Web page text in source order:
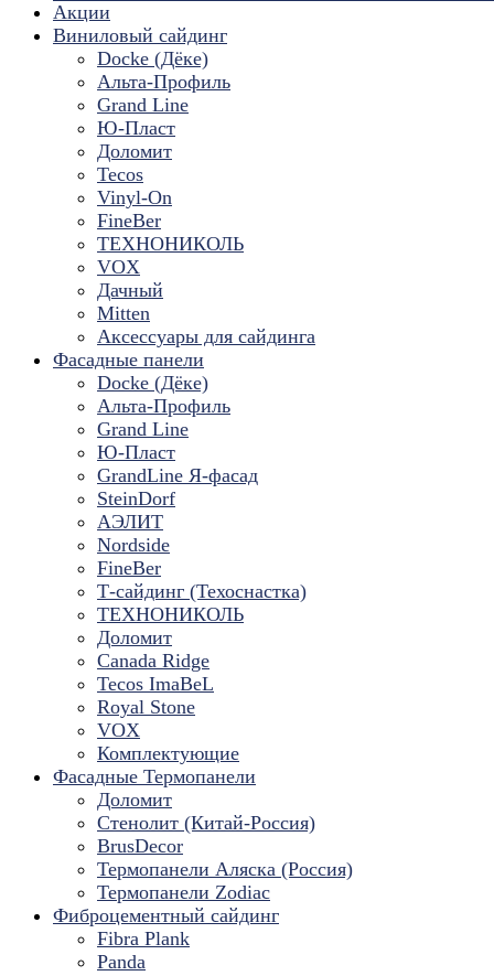
Акции
Виниловый сайдинг
Docke (Дёке)
Альта-Профиль
Grand Line
Ю-Пласт
Доломит
Tecos
Vinyl-On
FineBer
ТЕХНОНИКОЛЬ
VOX
Дачный
Mitten
Аксессуары для сайдинга
Фасадные панели
Docke (Дёке)
Альта-Профиль
Grand Line
Ю-Пласт
GrandLine Я-фасад
SteinDorf
АЭЛИТ
Nordside
FineBer
Т-сайдинг (Техоснастка)
ТЕХНОНИКОЛЬ
Доломит
Canada Ridge
Tecos ImaBeL
Royal Stone
VOX
Комплектующие
Фасадные Термопанели
Доломит
Стенолит (Китай-Россия)
BrusDecor
Термопанели Аляска (Россия)
Термопанели Zodiac
Фиброцементный сайдинг
Fibra Plank
Panda